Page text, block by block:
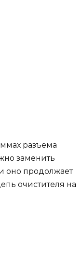
разъема
заменить
оно продолжает
очистителя на